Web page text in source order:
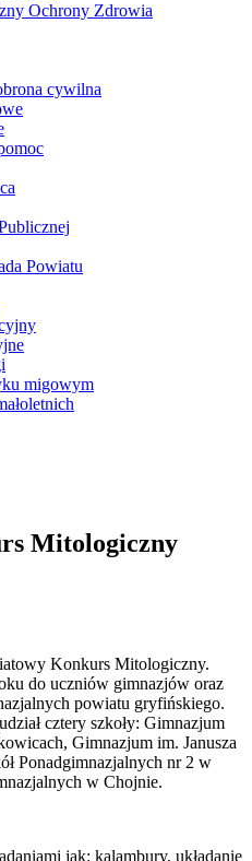
Ochrony Zdrowia
cywilna
Powiatu
migowym
Mitologiczny
Konkurs Mitologiczny.
do uczniów gimnazjów oraz
powiatu gryfińskiego.
cztery szkoły: Gimnazjum
Gimnazjum im. Janusza
Ponadgimnazjalnych nr 2 w
w Chojnie.
jak: kalambury, układanie